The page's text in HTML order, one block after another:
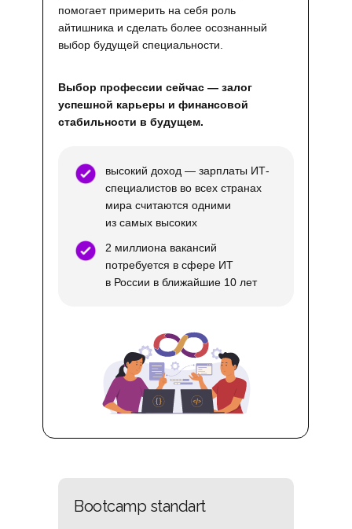
помогает примерить на себя роль
айтишника и сделать более осознанный
выбор будущей специальности.
высокий доход — зарплаты ИТ-
специалистов во всех странах
мира считаются одними
из самых высоких
2 миллиона вакансий
потребуется в сфере ИТ
в России в ближайшие 10 лет
Выбор профессии сейчас — залог
успешной карьеры и финансовой
стабильности в будущем.
Bootcamp standart